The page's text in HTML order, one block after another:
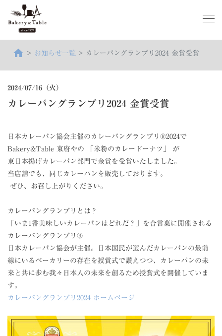
home お知らせ一覧 カレーパングランプリ2024 金賞受賞
2024/07/16（火）
カレーパングランプリ2024 金賞受賞
日本カレーパン協会主催のカレーパングランプリ®2024で
Bakery&Table 東府やの 「米粉のカレードーナツ」 が
東日本揚げカレーパン部門で金賞を受賞いたしました。
当店舗でも、同じカレーパンを販売しております。
ぜひ、お召し上がりください。
カレーパングランプリとは？
「いま1番美味しいカレーパンはどれだ？」を合言葉に開催される
カレーパングランプリ®
日本カレーパン協会が主催。日本国民が選んだカレーパンの最前
線にいるベーカリーの存在を授賞式で讃えつつ、カレーパンの未
来と共に歩む我々日本人の未来を創るため授賞式を開催していま
す。
カレーパングランプリ2024 ホームページ